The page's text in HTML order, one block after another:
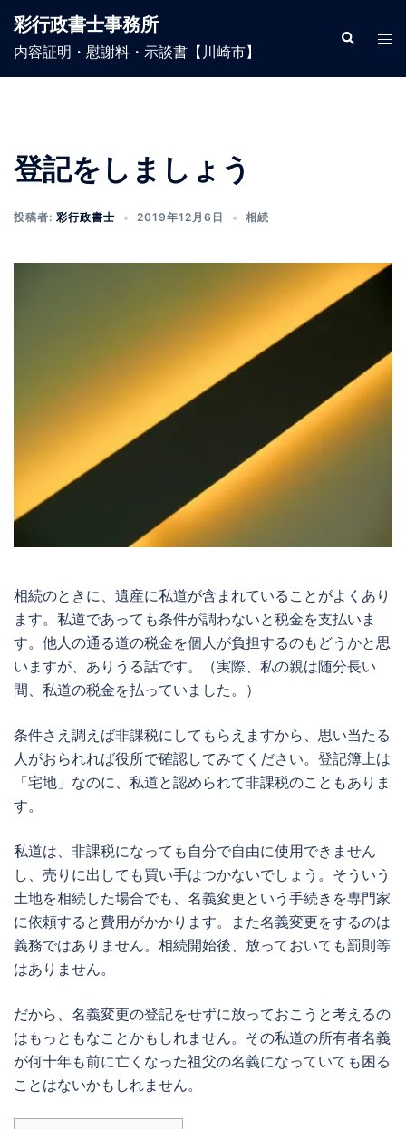
ン
彩行政書士事務所
内容証明・慰謝料・示談書【川崎市】
検
索
ト
登記をしましょう
投稿者: 彩行政書士 2019年12月6日 相続
相続のときに、遺産に私道が含まれていることがよくあり
ます。私道であっても条件が調わないと税金を支払いま
す。他人の通る道の税金を個人が負担するのもどうかと思
いますが、ありうる話です。（実際、私の親は随分長い
間、私道の税金を払っていました。）
条件さえ調えば非課税にしてもらえますから、思い当たる
人がおられれば役所で確認してみてください。登記簿上は
「宅地」なのに、私道と認められて非課税のこともありま
す。
私道は、非課税になっても自分で自由に使用できません
し、売りに出しても買い手はつかないでしょう。そういう
土地を相続した場合でも、名義変更という手続きを専門家
に依頼すると費用がかかります。また名義変更をするのは
義務ではありません。相続開始後、放っておいても罰則等
はありません。
だから、名義変更の登記をせずに放っておこうと考えるの
はもっともなことかもしれません。その私道の所有者名義
が何十年も前に亡くなった祖父の名義になっていても困る
ことはないかもしれません。